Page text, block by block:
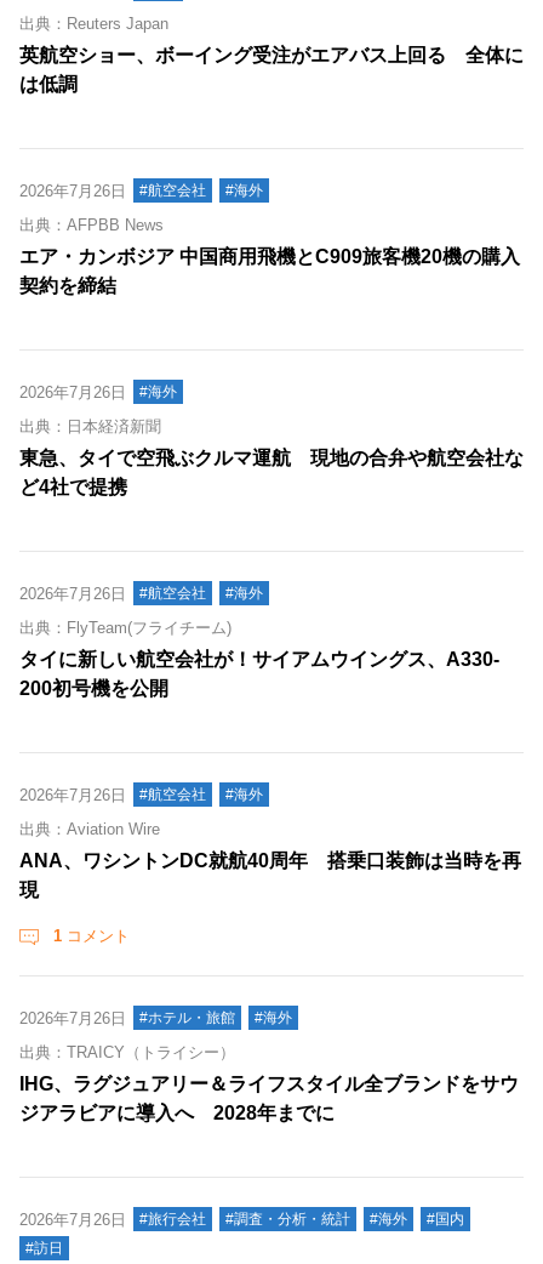
出典：Reuters Japan
英航空ショー、ボーイング受注がエアバス上回る 全体に
は低調
2026年7月26日 #航空会社 #海外
出典：AFPBB News
エア・カンボジア 中国商用飛機とC909旅客機20機の購入
契約を締結
2026年7月26日 #海外
出典：日本経済新聞
東急、タイで空飛ぶクルマ運航 現地の合弁や航空会社な
ど4社で提携
2026年7月26日 #航空会社 #海外
出典：FlyTeam(フライチーム)
タイに新しい航空会社が！サイアムウイングス、A330-
200初号機を公開
2026年7月26日 #航空会社 #海外
出典：Aviation Wire
ANA、ワシントンDC就航40周年 搭乗口装飾は当時を再
現
1 コメント
2026年7月26日 #ホテル・旅館 #海外
出典：TRAICY（トライシー）
IHG、ラグジュアリー＆ライフスタイル全ブランドをサウ
ジアラビアに導入へ 2028年までに
2026年7月26日 #旅行会社 #調査・分析・統計 #海外
#国内
#訪日